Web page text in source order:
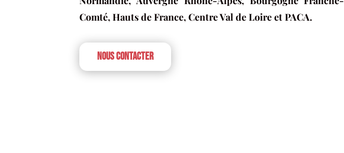
Comté, Hauts de France, Centre Val de Loire et PACA.
Nous contacter